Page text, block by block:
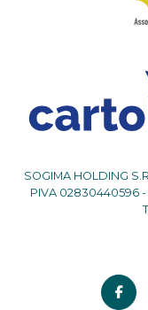
SOGIMA HOLDING
PIVA 02830440596